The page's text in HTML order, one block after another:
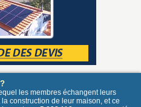
les membres échangent leurs
construction de leur maison, et ce